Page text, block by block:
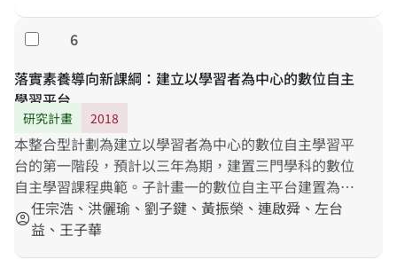
上評量工具。本子計畫發展以學習者為中心的數位自主
學習資源，包括評量工具與學習元件，探知學習者在數
位環境中所顯現的個人認知能力差異、學習風格、學習
興趣與學習策略等，並透過實驗研發，發展出適性的數
位自主平台與內容，以及實際運用的模式，以提供學習
者自我學習，也同時作為教師進行差異化教學的參考資
源。
勾選
6
落實素養導向新課綱：建立以學習者為中心的數位自主
學習平台
研究計畫 2018
本整合型計劃為建立以學習者為中心的數位自主學習平
台的第一階段，預計以三年為期，建置三門學科的數位
自主學習課程典範。子計畫一的數位自主平台建置為整
合各子計畫需求所建立之數位平台，子計畫二至四的課
程與評量設計，以語文、數學與科學的學習內容中選取
account_circle任宗浩、洪儷瑜、劉子鍵、黃振榮、連啟舜、左台
益、王子華